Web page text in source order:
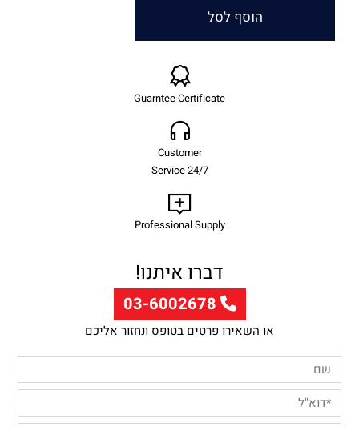
הוסף לסל
Guarntee Certificate
Customer
Service 24/7
Professional Supply
דברו איתנו!
03-6002678
או השאירו פרטים בטופס ונחזור אליכם